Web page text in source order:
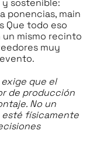
sostenible:
ponencias, main
Que todo eso
mismo recinto
muy
que el
de producción
No un
esté físicamente